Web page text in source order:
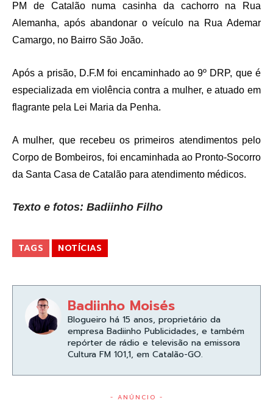
PM de Catalão numa casinha da cachorro na Rua
Alemanha, após abandonar o veículo na Rua Ademar
Camargo, no Bairro São João.
Após a prisão, D.F.M foi encaminhado ao 9º DRP, que é
especializada em violência contra a mulher, e atuado em
flagrante pela Lei Maria da Penha.
A mulher, que recebeu os primeiros atendimentos pelo
Corpo de Bombeiros, foi encaminhada ao Pronto-Socorro
da Santa Casa de Catalão para atendimento médicos.
Texto e fotos: Badiinho Filho
TAGS NOTÍCIAS
Badiinho Moisés
Blogueiro há 15 anos, proprietário da
empresa Badiinho Publicidades, e também
repórter de rádio e televisão na emissora
Cultura FM 101,1, em Catalão-GO.
- ANÚNCIO -